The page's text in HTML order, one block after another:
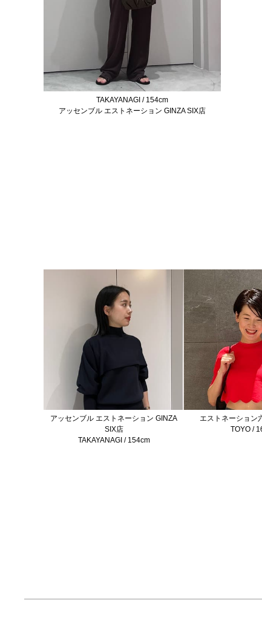
TAKAYANAGI / 154cm
アッセンブル エストネーション GINZA SIX店
アッセンブル エストネーション GINZA
SIX店
TAKAYANAGI / 154cm
エストネーション
TOYO /